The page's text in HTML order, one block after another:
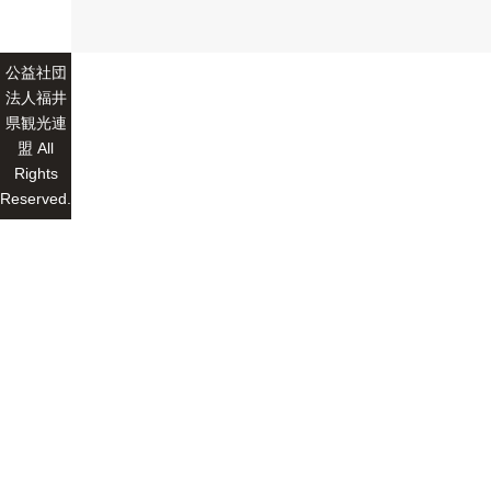
公益社団
法人福井
県観光連
盟 All
Rights
Reserved.